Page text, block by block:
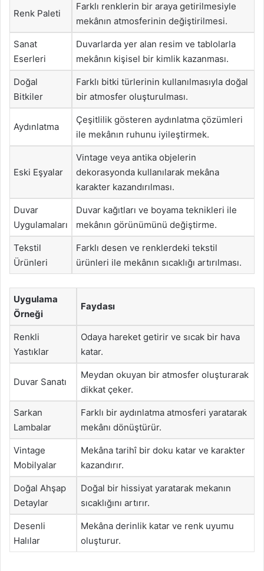
Renk Paleti
Farklı renklerin bir araya getirilmesiyle
mekânın atmosferinin değiştirilmesi.
Sanat
Eserleri
Duvarlarda yer alan resim ve tablolarla
mekânın kişisel bir kimlik kazanması.
Doğal
Bitkiler
Farklı bitki türlerinin kullanılmasıyla doğal
bir atmosfer oluşturulması.
Aydınlatma
Çeşitlilik gösteren aydınlatma çözümleri
ile mekânın ruhunu iyileştirmek.
Eski Eşyalar
Vintage veya antika objelerin
dekorasyonda kullanılarak mekâna
karakter kazandırılması.
Duvar
Uygulamaları
Duvar kağıtları ve boyama teknikleri ile
mekânın görünümünü değiştirme.
Tekstil
Ürünleri
Farklı desen ve renklerdeki tekstil
ürünleri ile mekânın sıcaklığı artırılması.
Uygulama
Örneği
Faydası
Renkli
Yastıklar
Odaya hareket getirir ve sıcak bir hava
katar.
Duvar Sanatı
Meydan okuyan bir atmosfer oluşturarak
dikkat çeker.
Sarkan
Lambalar
Farklı bir aydınlatma atmosferi yaratarak
mekânı dönüştürür.
Vintage
Mobilyalar
Mekâna tarihî bir doku katar ve karakter
kazandırır.
Doğal Ahşap
Detaylar
Doğal bir hissiyat yaratarak mekanın
sıcaklığını artırır.
Desenli
Halılar
Mekâna derinlik katar ve renk uyumu
oluşturur.